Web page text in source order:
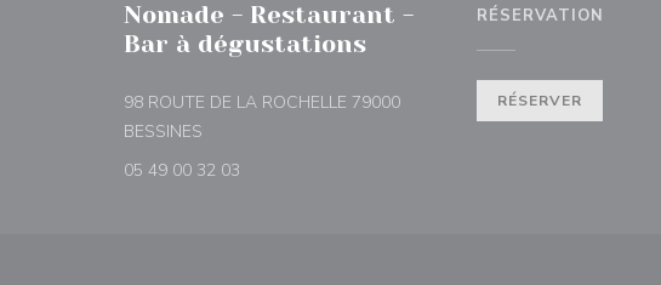
Nomade - Restaurant -
Bar à dégustations
98 ROUTE DE LA ROCHELLE 79000
BESSINES
05 49 00 32 03
RÉSERVATION
RÉSERVER